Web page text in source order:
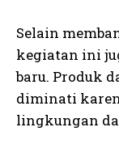
Selain
kegiatan ini
baru. Produk
diminati
lingkungan